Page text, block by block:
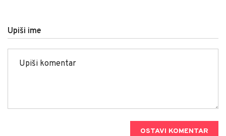
Upiši ime
OSTAVI KOMENTAR